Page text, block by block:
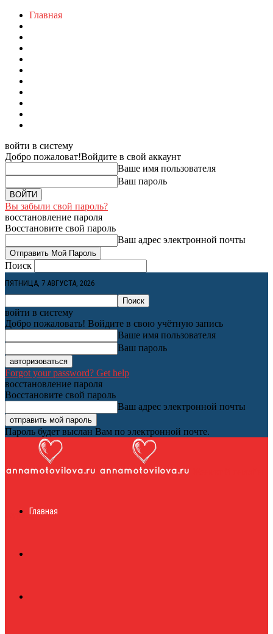
Главная
войти в систему
Добро пожаловат!Войдите в свой аккаунт
Ваше имя пользователя
Ваш пароль
Вы забыли свой пароль?
восстановление пароля
Восстановите свой пароль
Ваш адрес электронной почты
Поиск
ПЯТНИЦА, 7 АВГУСТА, 2026
войти в систему
Добро пожаловать! Войдите в свою учётную запись
Ваше имя пользователя
Ваш пароль
Forgot your password? Get help
восстановление пароля
Восстановите свой пароль
Ваш адрес электронной почты
Пароль будет выслан Вам по электронной почте.
журналГлавная